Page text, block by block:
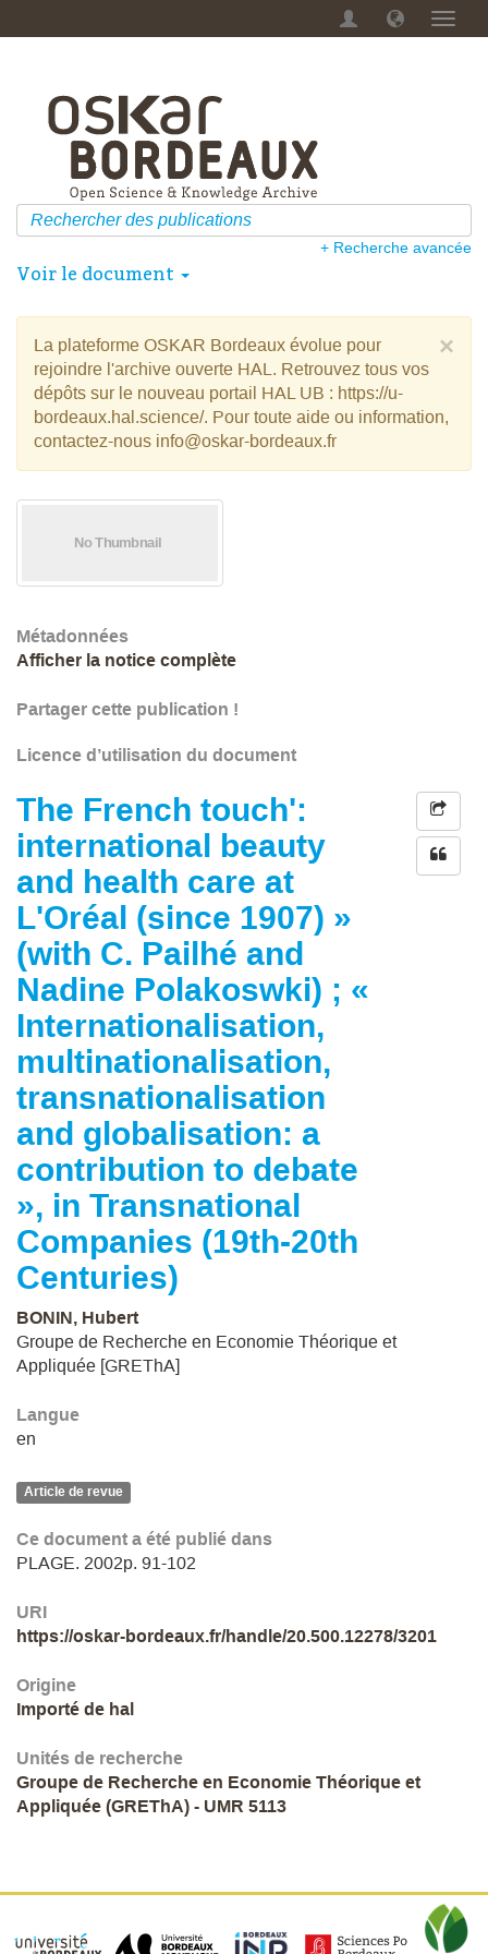
Menu
+ Recherche avancée
Voir le document
×
La plateforme OSKAR Bordeaux évolue pour
rejoindre l'archive ouverte HAL. Retrouvez tous vos
dépôts sur le nouveau portail HAL UB : https://u-
bordeaux.hal.science/. Pour toute aide ou information,
contactez-nous info@oskar-bordeaux.fr
Métadonnées
Afficher la notice complète
Partager cette publication !
Licence d’utilisation du document
The French touch':
international beauty
and health care at
L'Oréal (since 1907) »
(with C. Pailhé and
Nadine Polakoswki) ; «
Internationalisation,
multinationalisation,
transnationalisation
and globalisation: a
contribution to debate
», in Transnational
Companies (19th-20th
Centuries)
BONIN, Hubert
Groupe de Recherche en Economie Théorique et
Appliquée [GREThA]
Langue
en
Article de revue
Ce document a été publié dans
PLAGE. 2002p. 91-102
URI
https://oskar-bordeaux.fr/handle/20.500.12278/3201
Origine
Importé de hal
Unités de recherche
Groupe de Recherche en Economie Théorique et
Appliquée (GREThA) - UMR 5113